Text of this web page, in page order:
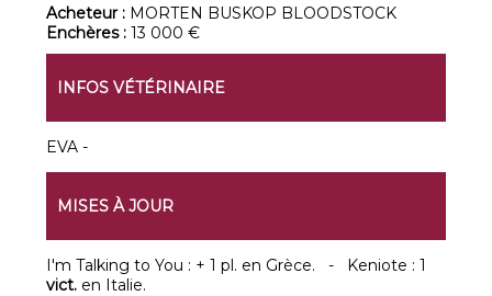
Acheteur : MORTEN BUSKOP BLOODSTOCK
Enchères :13 000 €
INFOS VÉTÉRINAIRE
EVA -
MISES À JOUR
I'm Talking to You : + 1 pl. en Grèce. - Keniote : 1
vict. en Italie.